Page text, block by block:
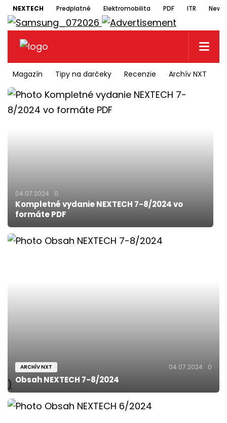
NEXTECH Predplatné Elektromobilita PDF ITR
Magazín Tipy na darčeky Recenzie Archív NXT
04.07.2024 0
Kompletné vydanie NEXTECH 7-8/2024 vo
formáte PDF
)
ARCHÍV NXT 04.07.2024 0
Obsah NEXTECH 7-8/2024